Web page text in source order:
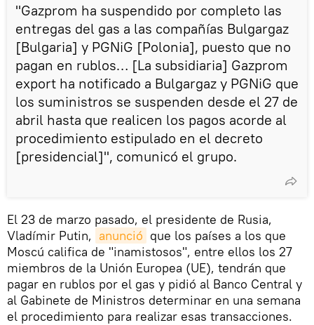
"Gazprom ha suspendido por completo las
entregas del gas a las compañías Bulgargaz
[Bulgaria] y PGNiG [Polonia], puesto que no
pagan en rublos… [La subsidiaria] Gazprom
export ha notificado a Bulgargaz y PGNiG que
los suministros se suspenden desde el 27 de
abril hasta que realicen los pagos acorde al
procedimiento estipulado en el decreto
[presidencial]", comunicó el grupo.
El 23 de marzo pasado, el presidente de Rusia,
Vladímir Putin, anunció que los países a los que
Moscú califica de "inamistosos", entre ellos los 27
miembros de la Unión Europea (UE), tendrán que
pagar en rublos por el gas y pidió al Banco Central y
al Gabinete de Ministros determinar en una semana
el procedimiento para realizar esas transacciones.